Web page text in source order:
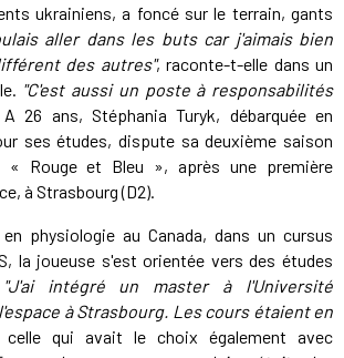
ukrainiens, a foncé sur le terrain, gants
aller dans les buts car j'aimais bien
des autres", raconte-t-elle dans un
"C'est aussi un poste à responsabilités
26 ans, Stéphania Turyk, débarquée en
ses études, dispute sa deuxième saison
« Rouge et Bleu », après une première
à Strasbourg (D2).
physiologie au Canada, dans un cursus
la joueuse s'est orientée vers des études
"J'ai intégré un master à l'Université
à Strasbourg. Les cours étaient en
celle qui avait le choix également avec